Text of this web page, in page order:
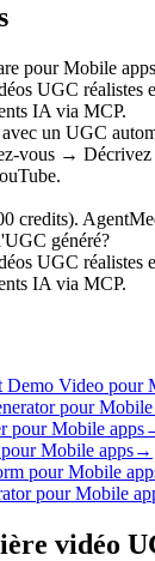
pour Mobile
UGC
IA via MCP.
un UGC
vous → Décrivez
credits).
généré?
UGC
IA via MCP.
Demo Video pour
pour Mobile
pour Mobile apps
Mobile apps→
pour Mobile
pour Mobile
vidéo